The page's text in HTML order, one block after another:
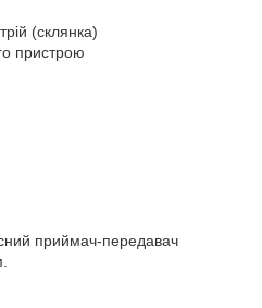
(склянка)
пристрою
приймач-передавач